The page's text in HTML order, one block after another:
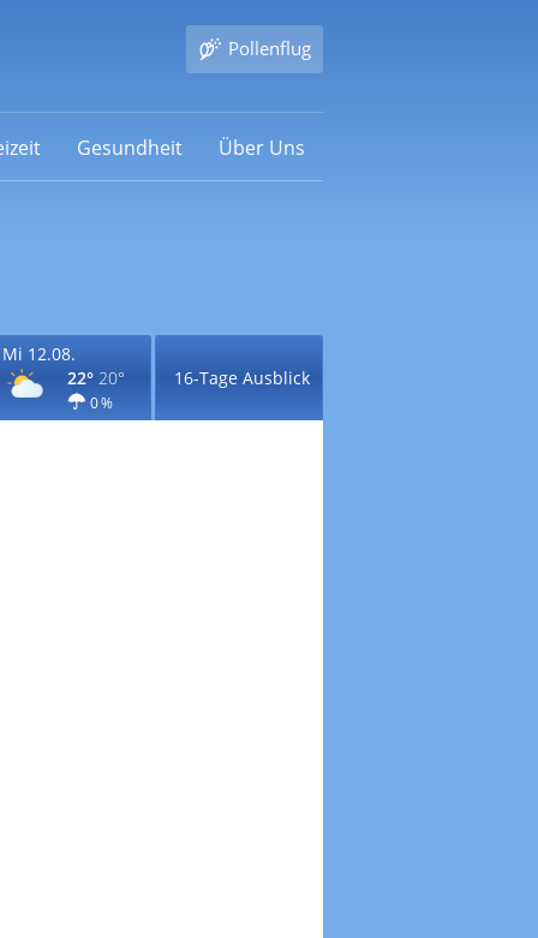
Pollenflug
Gesundheit Über Uns
Mi 12.08.
22° 20°
0 %
16-Tage Ausblick